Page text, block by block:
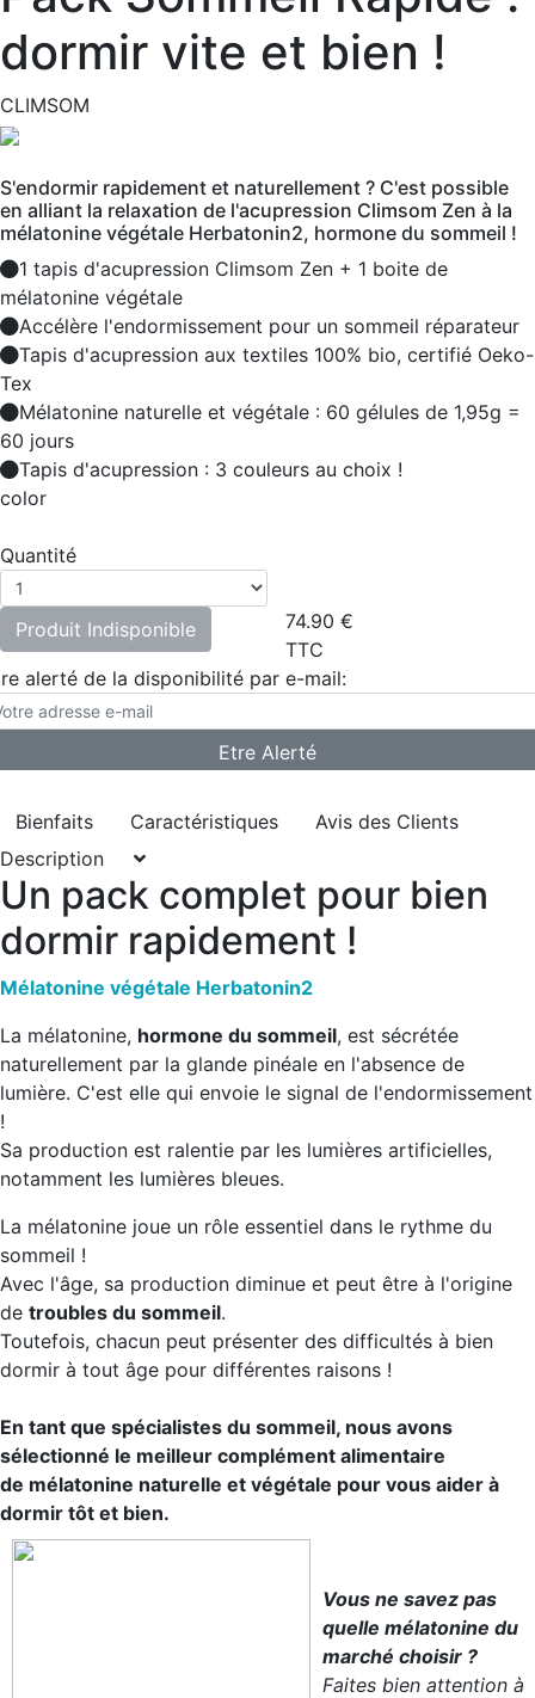
dormir vite et bien !
CLIMSOM
S'endormir rapidement et naturellement ? C'est possible
en alliant la relaxation de l'acupression Climsom Zen à la
mélatonine végétale Herbatonin2, hormone du sommeil !
1 tapis d'acupression Climsom Zen + 1 boite de
mélatonine végétale
Accélère l'endormissement pour un sommeil réparateur
Tapis d'acupression aux textiles 100% bio, certifié Oeko-
Tex
Mélatonine naturelle et végétale : 60 gélules de 1,95g =
60 jours
Tapis d'acupression : 3 couleurs au choix !
color
Quantité
Produit Indisponible 74.90 €
TTC
alerté de la disponibilité par e-mail:
Bienfaits Caractéristiques
Avis des Clients
Description
Un pack complet pour bien
dormir rapidement !
Mélatonine végétale Herbatonin2
La mélatonine, hormone du sommeil, est sécrétée
naturellement par la glande pinéale en l'absence de
lumière. C'est elle qui envoie le signal de l'endormissement
!
Sa production est ralentie par les lumières artificielles,
notamment les lumières bleues.
La mélatonine joue un rôle essentiel dans le rythme du
sommeil !
Avec l'âge, sa production diminue et peut être à l'origine
de troubles du sommeil.
Toutefois, chacun peut présenter des difficultés à bien
dormir à tout âge pour différentes raisons !
En tant que spécialistes du sommeil, nous avons
sélectionné le meilleur complément alimentaire
de mélatonine naturelle et végétale pour vous aider à
dormir tôt et bien.
Vous ne savez pas
quelle mélatonine du
marché choisir ?
Faites bien attention à